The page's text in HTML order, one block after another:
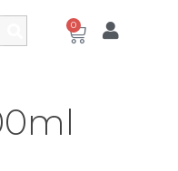
0